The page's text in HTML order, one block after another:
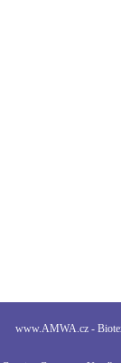
www.AMWA.cz -